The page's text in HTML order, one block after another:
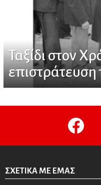
Ταξίδι στον
επιστράτευση
facebook
ΣΧΕΤΙΚΆ ΜΕ ΕΜΆΣ